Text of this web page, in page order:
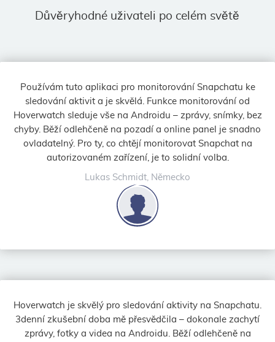
Důvěryhodné uživateli po celém světě
Hoverwatch je skvělý pro sledování aktivity na Snapchatu.
3denní zkušební doba mě přesvědčila – dokonale zachytí
zprávy, fotky a videa na Androidu. Běží odlehčeně na
Používám tuto aplikaci pro monitorování Snapchatu ke
sledování aktivit a je skvělá. Funkce monitorování od
Hoverwatch sleduje vše na Androidu – zprávy, snímky, bez
chyby. Běží odlehčeně na pozadí a online panel je snadno
ovladatelný. Pro ty, co chtějí monitorovat Snapchat na
autorizovaném zařízení, je to solidní volba.
Lukas Schmidt, Německo